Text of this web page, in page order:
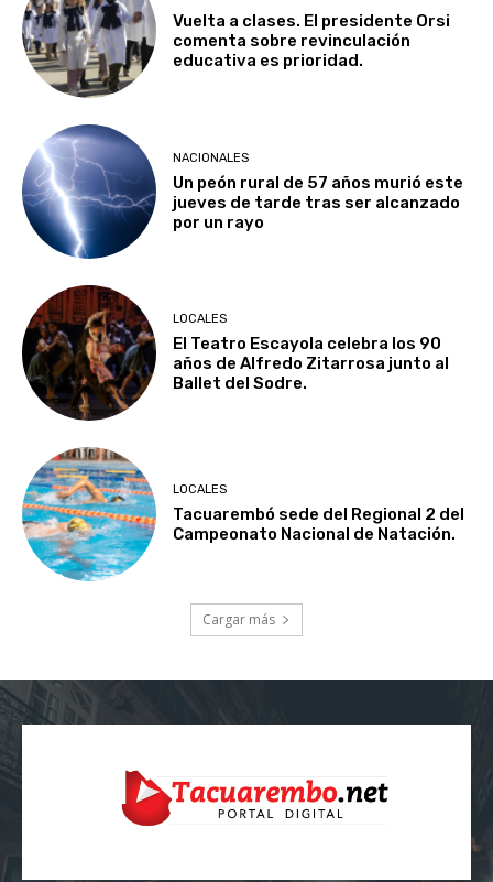
Vuelta a clases. El presidente Orsi
comenta sobre revinculación
educativa es prioridad.
NACIONALES
Un peón rural de 57 años murió este
jueves de tarde tras ser alcanzado
por un rayo
LOCALES
El Teatro Escayola celebra los 90
años de Alfredo Zitarrosa junto al
Ballet del Sodre.
LOCALES
Tacuarembó sede del Regional 2 del
Campeonato Nacional de Natación.
Cargar más